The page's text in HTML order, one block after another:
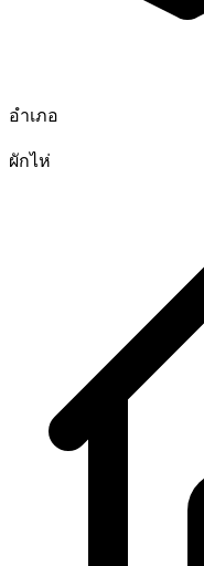
อำเภอ
ผักไห่